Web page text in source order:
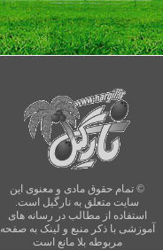
© تمام حقوق مادی و معنوی این
سایت متعلق به نارگیل است.
استفاده از مطالب در رسانه های
آموزشی با ذکر منبع و لینک به صفحه
مربوطه بلا مانع است